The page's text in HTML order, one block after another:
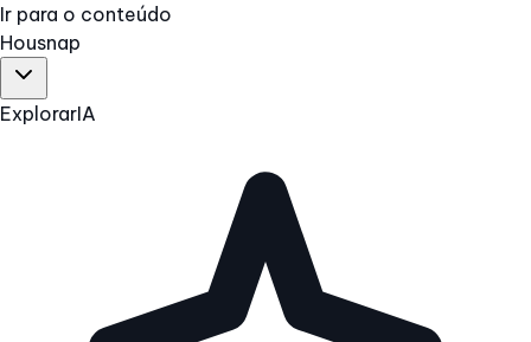
Ir para o conteúdo
Housnap
ExplorarIA